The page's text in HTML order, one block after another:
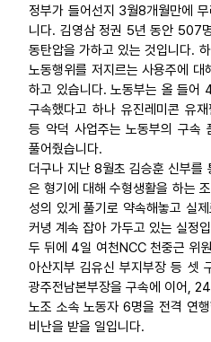
정부가 들어선지 3월8개월만에
니다. 김영삼 정권 5년 동안 507
동탄압을 가하고 있는 것입니다.
노동행위를 저지르는 사용주에
하고 있습니다. 노동부는 올 들어
구속했다고 하나 유진레미콘 유
등 악덕 사업주는 노동부의 구속
풀어줬습니다.
더구나 지난 8월초 김승훈 신부를
은 형기에 대해 수형생활을 하는
성의 있게 풀기로 약속해놓고 실
커녕 계속 잡아 가두고 있는 실정
두 뒤에 4일 여천NCC 천중근 위
아산지부 김유신 부지부장 등 셋
광주전남본부장을 구속에 이어,
노조 소속 노동자 6명을 전격 연
비난을 받을 일입니다.